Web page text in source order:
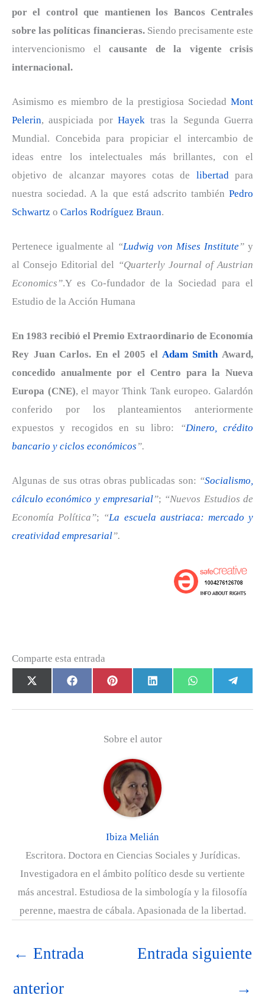
por el control que mantienen los Bancos Centrales
sobre las políticas financieras.Siendo precisamente este
intervencionismo el causante de la vigente crisis
internacional.
Asimismo es miembro de la prestigiosa Sociedad Mont
Pelerin, auspiciada porHayek tras la Segunda Guerra
Mundial. Concebida para propiciar el intercambio de
ideas entre los intelectuales más brillantes, con el
objetivo de alcanzar mayores cotas de libertadpara
nuestra sociedad. A la que está adscrito también Pedro
Schwartz o Carlos Rodríguez Braun.
Pertenece igualmente al “Ludwig von Mises Institute” y
al Consejo Editorial del “Quarterly Journal of Austrian
Economics”.Y es Co-fundador de la Sociedad para el
Estudio de la Acción Humana
En 1983 recibió el Premio Extraordinario de Economía
Rey Juan Carlos. En el 2005 el Adam SmithAward,
concedido anualmente por el Centro para la Nueva
Europa (CNE), el mayor Think Tank europeo. Galardón
conferido por los planteamientos anteriormente
expuestos y recogidos en su libro:
“Dinero, crédito
bancario y ciclos económicos”.
Algunas de sus otras obras publicadas son: “Socialismo,
cálculo económico y empresarial”; “Nuevos Estudios de
Economía Política”; “La escuela austriaca: mercado y
creatividad empresarial”.
Comparte esta entrada
Compartir
en
X
(
Compartir
en
F
a
Compartir
en
P
i
t
e
r
e
s
t
Compartir
en
L
i
k
d
I
n
Compartir
en
W
h
en
T
e
Sobre el autor
Ibiza Melián
Escritora. Doctora en Ciencias Sociales y Jurídicas.
Investigadora en el ámbito político desde su vertiente
más ancestral. Estudiosa de la simbología y la filosofía
perenne, maestra de cábala. Apasionada de la libertad.
← Entrada
anterior
Entrada siguiente
→